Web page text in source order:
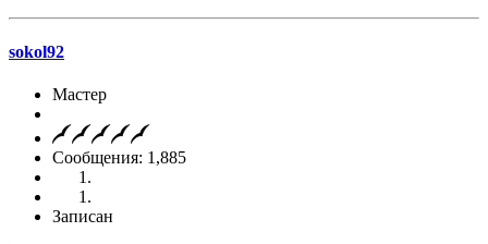
sokol92
Мастер
Сообщения: 1,885
Записан